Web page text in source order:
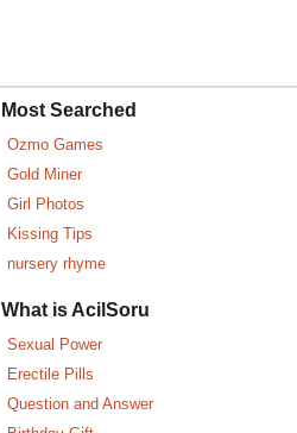
Most Searched
Ozmo Games
Gold Miner
Girl Photos
Kissing Tips
nursery rhyme
What is AcilSoru
Sexual Power
Erectile Pills
Question and Answer